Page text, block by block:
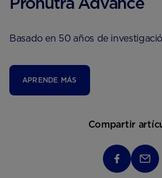
Basado en 50 años de
APRENDE MÁS
Compartir